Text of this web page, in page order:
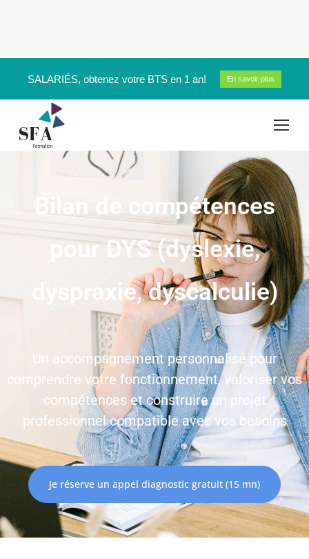
SALARIÉS, obtenez votre BTS en 1 an! En savoir plus
Bilan de compétences
pour DYS (dyslexie,
dyspraxie, dyscalculie)
Un accompagnement personnalisé pour
comprendre votre fonctionnement, valoriser vos
compétences et construire un projet
professionnel compatible avec vos besoins
Je réserve un appel diagnostic gratuit (15 mn)